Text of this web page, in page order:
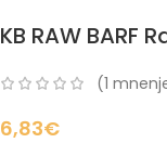
KB RAW BARF
(1
6,83€